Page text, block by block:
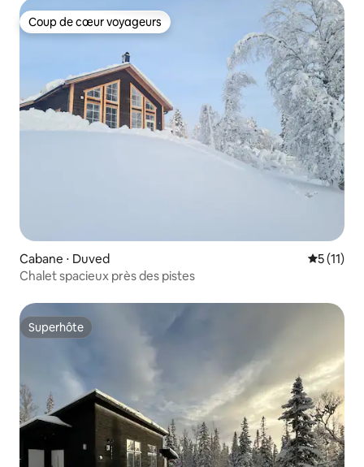
Coup de cœur voyageurs
Coup de cœur voyageurs
Cabane ⋅ Duved
5 (11)
Chalet spacieux près des pistes
Superhôte
Superhôte